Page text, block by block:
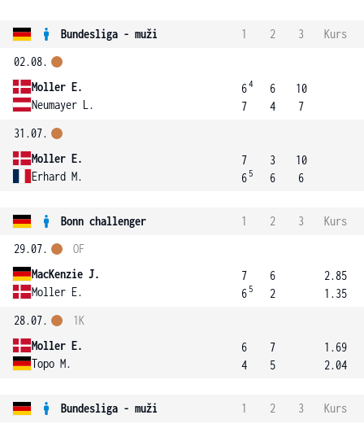
Bundesliga - muži 1 2 3
Kurs
02.08.
Moller E.
Neumayer L.
64
7
6
4
10
7
31.07.
Moller E.
Erhard M.
7
6 5
3
6
10
6
Bonn challenger 1 2 3
Kurs
29.07.
MacKenzie J.
Moller E.
OF
7
6 5
6
2
2.85
1.35
28.07.
Moller E.
Topo M.
1K
6
4
7
5
1.69
2.04
Bundesliga - muži 1 2 3
Kurs